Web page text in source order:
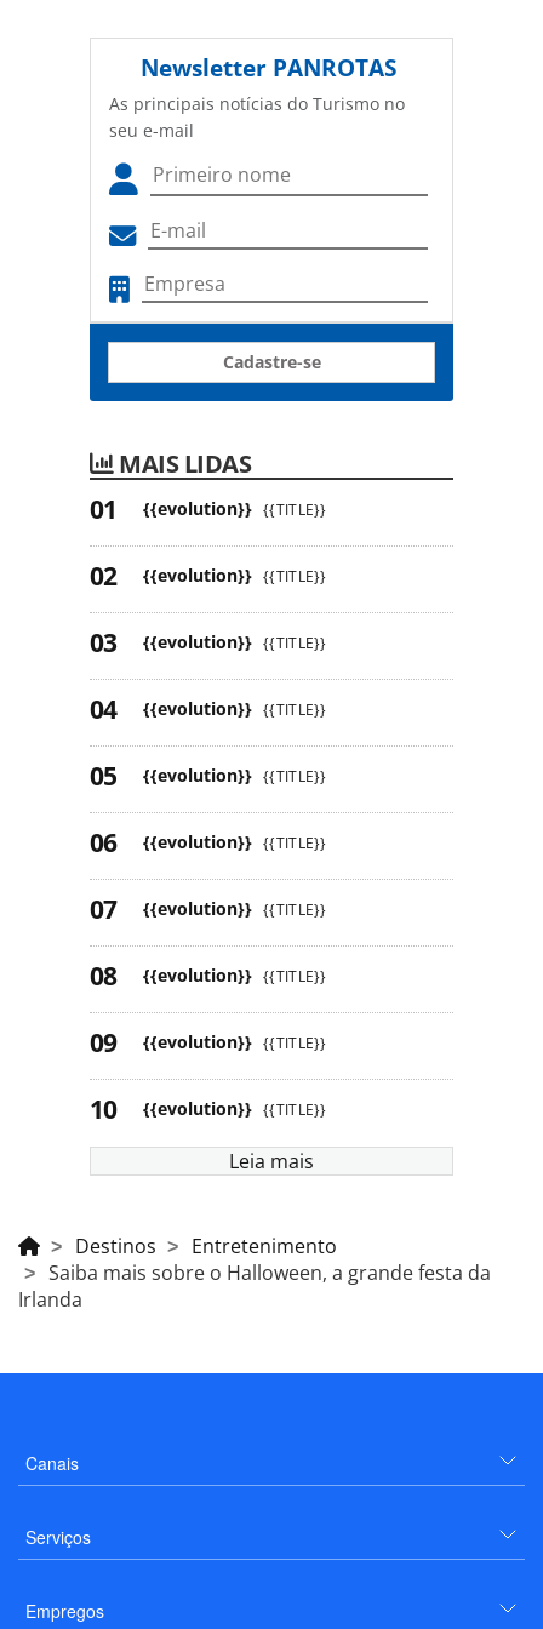
Newsletter PANROTAS
As principais notícias do Turismo no
seu e-mail
Cadastre-se
MAIS LIDAS
{{evolution}} {{TITLE}}
{{evolution}} {{TITLE}}
{{evolution}} {{TITLE}}
{{evolution}} {{TITLE}}
{{evolution}} {{TITLE}}
{{evolution}} {{TITLE}}
{{evolution}} {{TITLE}}
{{evolution}} {{TITLE}}
{{evolution}} {{TITLE}}
{{evolution}} {{TITLE}}
Leia mais
Destinos
Entretenimento
Saiba mais sobre o Halloween, a grande festa da
Irlanda
Canais
Serviços
Empregos